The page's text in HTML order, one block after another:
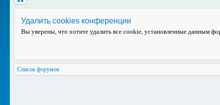
Удалить cookies конференции
Вы уверены, что хотите удалить все cookie, установленные данным
Список форумов